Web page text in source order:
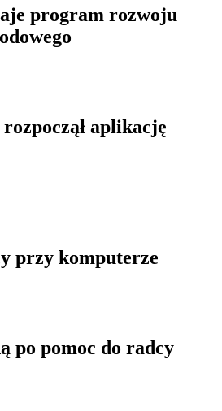
program rozwoju
aplikację
przy komputerze
po pomoc do radcy